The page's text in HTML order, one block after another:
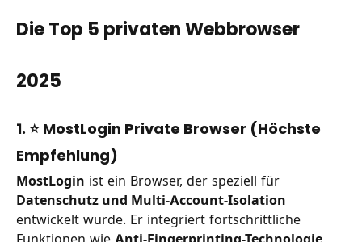
Die Top 5 privaten Webbrowser
2025
1. ⭐ MostLogin Private Browser (Höchste
Empfehlung)
MostLogin ist ein Browser, der speziell für
Datenschutz und Multi-Account-Isolation
entwickelt wurde. Er integriert fortschrittliche